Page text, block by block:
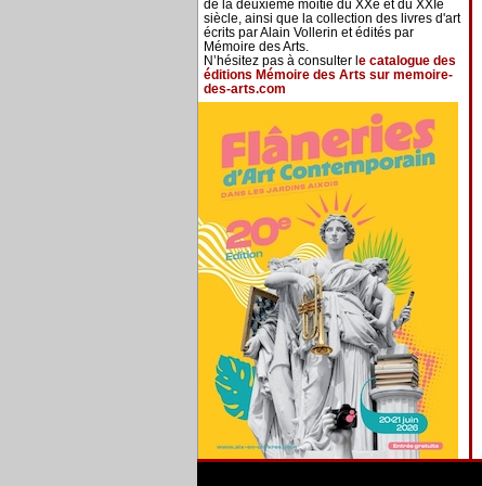
de la deuxième moitié du XXe et du XXIe
siècle, ainsi que la collection des livres d'art
écrits par Alain Vollerin et édités par
Mémoire des Arts.
N’hésitez pas à consulter l e catalogue des
éditions Mémoire des Arts sur memoire-
des-arts.com